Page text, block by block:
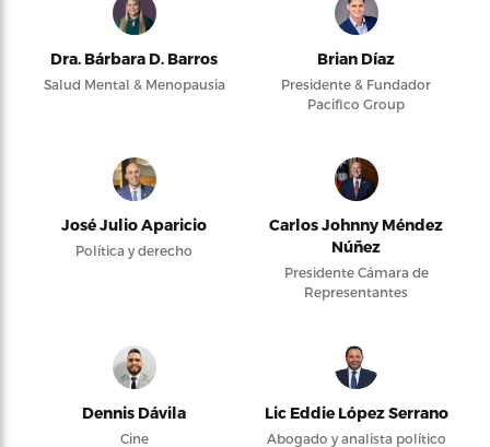
Dra. Bárbara D. Barros
Salud Mental & Menopausia
Brian Díaz
Presidente & Fundador
Pacifico Group
José Julio Aparicio
Política y derecho
Carlos Johnny Méndez
Núñez
Presidente Cámara de
Representantes
Dennis Dávila
Cine
Lic Eddie López Serrano
Abogado y analista político